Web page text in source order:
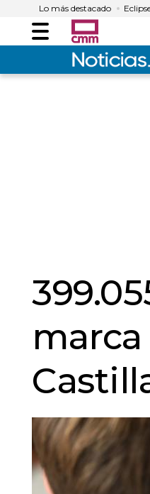
Lo más destacado
Menú